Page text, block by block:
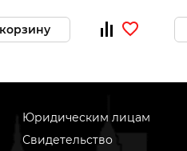
Юридическим лицам
Свидетельство